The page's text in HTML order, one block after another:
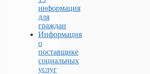
информация
для
граждан
Информация
о
поставщике
социальных
услуг